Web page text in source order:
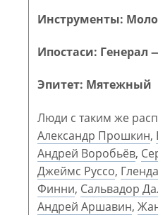
Инструменты:
Ипостаси: Генерал
Эпитет: Мятежный
Люди с таким же
Александр Прошкин,
Андрей Воробьёв,
Джеймс Руссо,
Финни, Сальвадор
Андрей Аршавин,